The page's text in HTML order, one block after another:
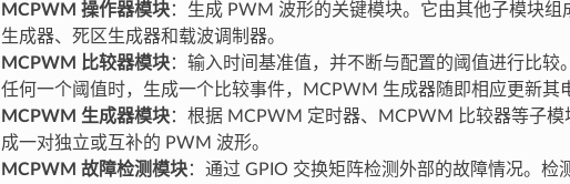
MCPWM 操作器模块：生成 PWM 波形的关键模块。它由其他子模块组
生成器、死区生成器和载波调制器。
MCPWM 比较器模块：输入时间基准值，并不断与配置的阈值进行比较
任何一个阈值时，生成一个比较事件，MCPWM 生成器随即相应更新其
MCPWM 生成器模块：根据 MCPWM 定时器、MCPWM 比较器等子模
成一对独立或互补的 PWM 波形。
MCPWM 故障检测模块：通过 GPIO 交换矩阵检测外部的故障情况。检